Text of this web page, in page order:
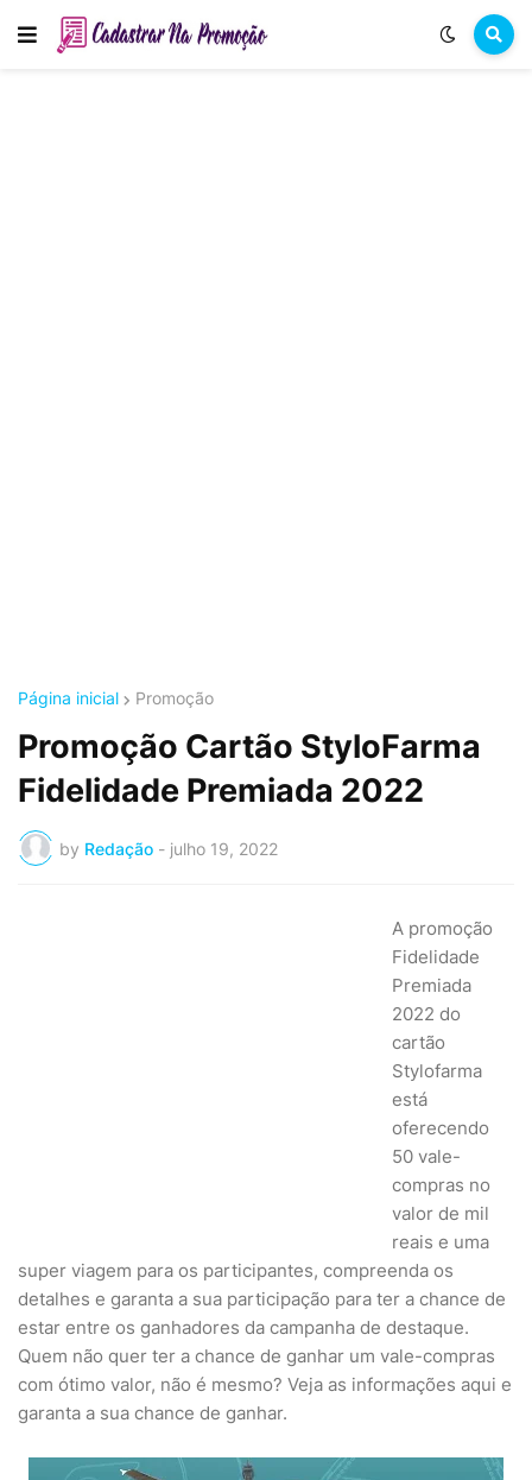
Página inicial Promoção
Promoção Cartão StyloFarma
Fidelidade Premiada 2022
by Redação - julho 19, 2022
A promoção
Fidelidade
Premiada
2022 do
cartão
Stylofarma
está
oferecendo
50 vale-
compras no
valor de mil
reais e uma
super viagem para os participantes, compreenda os
detalhes e garanta a sua participação para ter a chance de
estar entre os ganhadores da campanha de destaque.
Quem não quer ter a chance de ganhar um vale-compras
com ótimo valor, não é mesmo? Veja as informações aqui e
garanta a sua chance de ganhar.